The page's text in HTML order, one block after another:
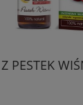
Z PESTEK